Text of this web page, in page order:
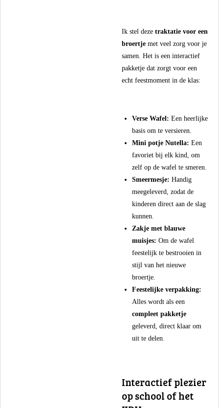
​Ik stel deze traktatie voor een
broertje met veel zorg voor je
samen. Het is een interactief
pakketje dat zorgt voor een
echt feestmoment in de klas:
Verse Wafel: Een heerlijke
basis om te versieren.
Mini potje Nutella: Een
favoriet bij elk kind, om
zelf op de wafel te smeren.
Smeermesje: Handig
meegeleverd, zodat de
kinderen direct aan de slag
kunnen.
Zakje met blauwe
muisjes: Om de wafel
feestelijk te bestrooien in
stijl van het nieuwe
broertje.
Feestelijke verpakking:
Alles wordt als een
compleet pakketje
geleverd, direct klaar om
uit te delen.
​Interactief plezier
op school of het